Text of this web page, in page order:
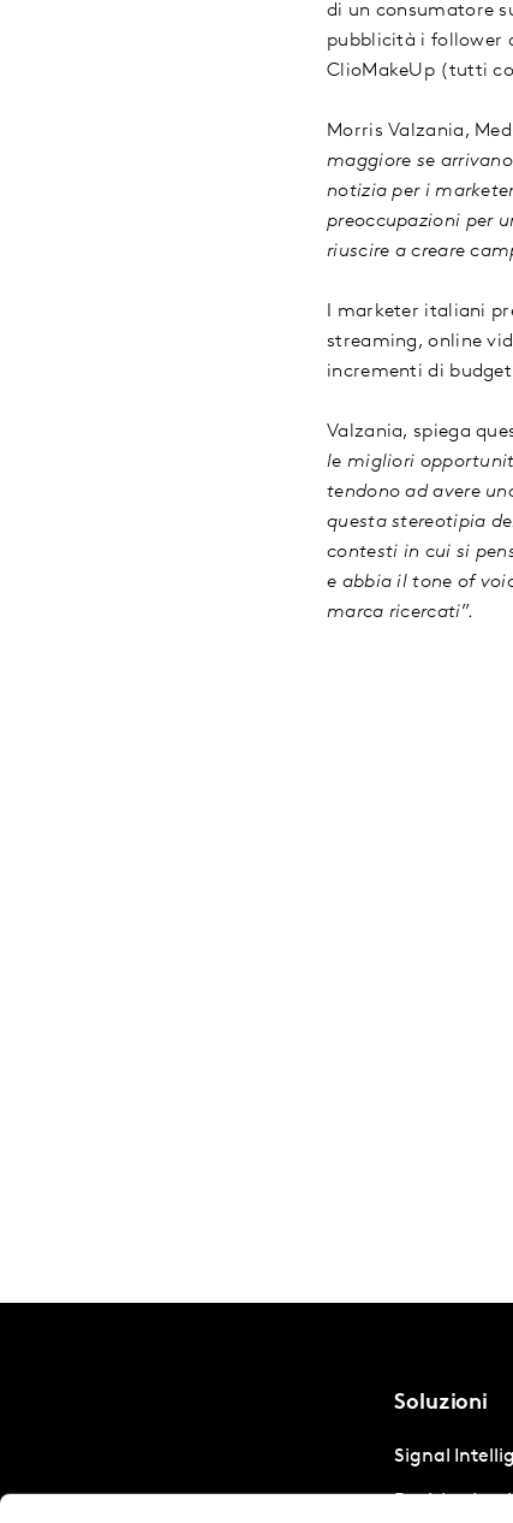
di un consumatore
pubblicità i follower
ClioMakeUp (tutti
Morris Valzania,
maggiore se
notizia per i
preoccupazioni per
riuscire a creare
I marketer italiani
streaming, online
incrementi di
Valzania, spiega
le migliori
tendono ad avere
questa stereotipia
contesti in cui si
e abbia il tone of
marca ricercati”.
Soluzioni
Signal